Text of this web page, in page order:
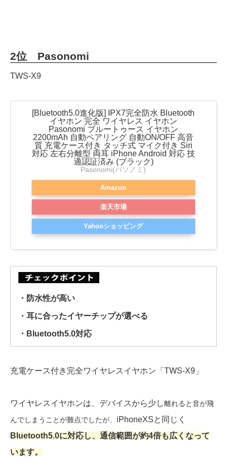
2位 Pasonomi
TWS-X9
[Bluetooth5.0進化版] IPX7完全防水 Bluetooth
イヤホン 完全 ワイヤレス イヤホン
Pasonomi ブルートゥース イヤホン
2200mAh 自動ペアリング 自動ON/OFF 高音
質 充電ケース付き タッチ式 マイク付き Siri
対応 左右分離型 両耳 iPhone Android 対応 技
適認証済み (ブラック)
Pasonomi(パソノミ)
Amazon
楽天市場
Yahooショッピング
・防水性が高い
・耳に合ったイヤーチップが選べる
・Bluetooth5.0対応
充電ケース付き完全ワイヤレスイヤホン「TWS-X9」
ワイヤレスイヤホンは、デバイスから少し離れると音が飛
んでしまうことが難点でしたが、 iPhoneXSと同じく
Bluetooth5.0に対応し、通信範囲が約4倍も広くなって
います。